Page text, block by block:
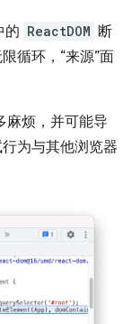
的 ReactDOM 断
循环，“来源”面
麻烦，并可能导
为与其他浏览器